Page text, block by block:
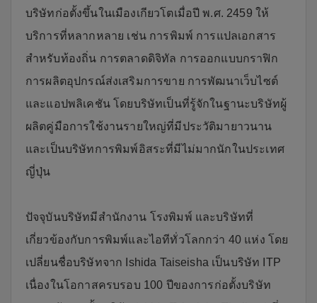
บริษัทก่อตั้งขึ้นในเมืองเกียวโตเมื่อปี พ.ศ. 2459 ให้
บริการที่หลากหลาย เช่น การพิมพ์ การแปลเอกสาร
สำหรับท้องถิ่น การตลาดดิจิทัล การออกแบบกราฟิก
การผลิตอุปกรณ์ส่งเสริมการขาย การพัฒนาเว็บไซต์
และแอปพลิเคชัน โดยบริษัทเป็นที่รู้จักในฐานะบริษัทผู้
ผลิตคู่มือการใช้งานรายใหญ่ที่มีประวัติมายาวนาน
และเป็นบริษัทการพิมพ์อิสระที่มีไม่มากนักในประเทศ
ญี่ปุ่น
ปัจจุบันบริษัทมีสำนักงาน โรงพิมพ์ และบริษัทที่
เกี่ยวข้องกับการพิมพ์และไอทีทั่วโลกกว่า 40 แห่ง โดย
เปลี่ยนชื่อบริษัทจาก Ishida Taiseisha เป็นบริษัท ITP
เนื่องในโอกาสครบรอบ 100 ปีของการก่อตั้งบริษัท